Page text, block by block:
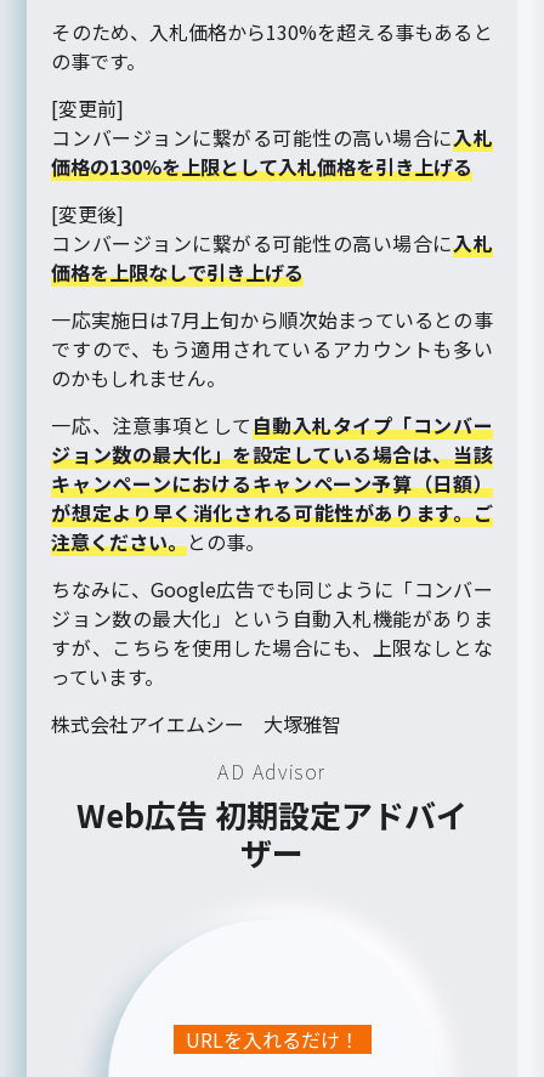
そのため、入札価格から130%を超える事もあると
の事です。
[変更前]
コンバージョンに繋がる可能性の高い場合に入札
価格の130%を上限として入札価格を引き上げる
[変更後]
コンバージョンに繋がる可能性の高い場合に入札
価格を上限なしで引き上げる
一応実施日は7月上旬から順次始まっているとの事
ですので、もう適用されているアカウントも多い
のかもしれません。
一応、注意事項として自動入札タイプ「コンバー
ジョン数の最大化」を設定している場合は、当該
キャンペーンにおけるキャンペーン予算（日額）
が想定より早く消化される可能性があります。ご
注意ください。との事。
ちなみに、Google広告でも同じように「コンバー
ジョン数の最大化」という自動入札機能がありま
すが、こちらを使用した場合にも、上限なしとな
っています。
株式会社アイエムシー 大塚雅智
AD Advisor
Web広告 初期設定アドバイ
ザー
URLを入れるだけ！